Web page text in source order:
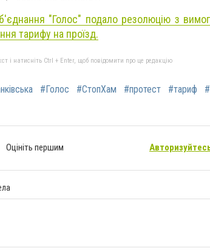
"Голос" подало резолюцію з
тарифу на проїзд.
і натисніть Ctrl + Enter, щоб повідомити про це редакцію
#Голос #СтопХам #протест #тариф
Оцініть першим